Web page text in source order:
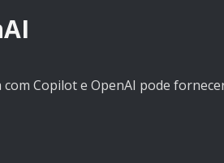
Copilot e OpenAI pode